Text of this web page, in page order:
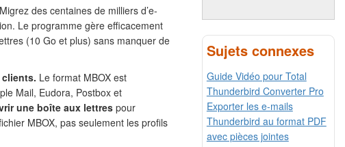
Migrez des centaines de milliers d’e-
Le programme gère efficacement
(10 Go et plus) sans manquer de
Le format MBOX est
Mail, Eudora, Postbox et
une boîte aux lettrespour
MBOX, pas seulement les profils
Sujets connexes
Guide Vidéo pour Total
Thunderbird Converter Pro
Exporter les e-mails
Thunderbird au format PDF
avec pièces jointes